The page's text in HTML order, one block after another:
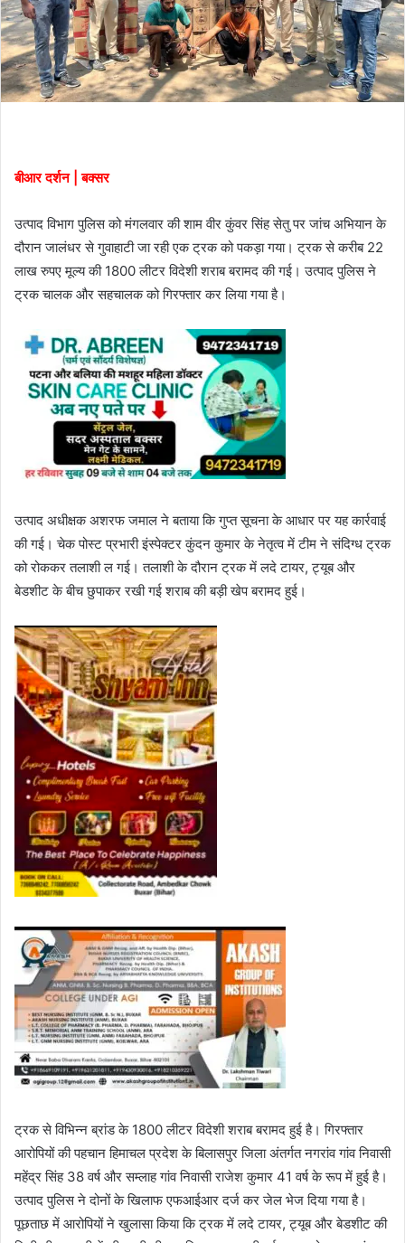
बीआर दर्शन | बक्सर
उत्पाद विभाग पुलिस को मंगलवार की शाम वीर कुंवर सिंह सेतु पर जांच अभियान के
दौरान जालंधर से गुवाहाटी जा रही एक ट्रक को पकड़ा गया। ट्रक से करीब 22
लाख रुपए मूल्य की 1800 लीटर विदेशी शराब बरामद की गई। उत्पाद पुलिस ने
ट्रक चालक और सहचालक को गिरफ्तार कर लिया गया है।
उत्पाद अधीक्षक अशरफ जमाल ने बताया कि गुप्त सूचना के आधार पर यह कार्रवाई
की गई। चेक पोस्ट प्रभारी इंस्पेक्टर कुंदन कुमार के नेतृत्व में टीम ने संदिग्ध ट्रक
को रोककर तलाशी ल गई। तलाशी के दौरान ट्रक में लदे टायर, ट्यूब और
बेडशीट के बीच छुपाकर रखी गई शराब की बड़ी खेप बरामद हुई।
ट्रक से विभिन्न ब्रांड के 1800 लीटर विदेशी शराब बरामद हुई है। गिरफ्तार
आरोपियों की पहचान हिमाचल प्रदेश के बिलासपुर जिला अंतर्गत नगरांव गांव निवासी
महेंद्र सिंह 38 वर्ष और सम्लाह गांव निवासी राजेश कुमार 41 वर्ष के रूप में हुई है।
उत्पाद पुलिस ने दोनों के खिलाफ एफआईआर दर्ज कर जेल भेज दिया गया है।
पूछताछ में आरोपियों ने खुलासा किया कि ट्रक में लदे टायर, ट्यूब और बेडशीट की